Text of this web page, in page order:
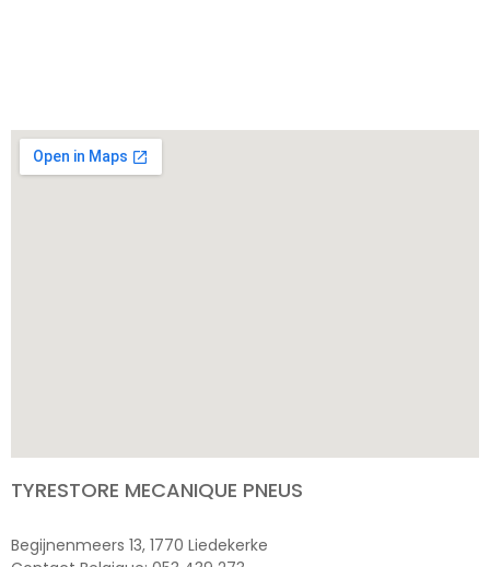
TYRESTORE MECANIQUE PNEUS
Begijnenmeers 13, 1770 Liedekerke